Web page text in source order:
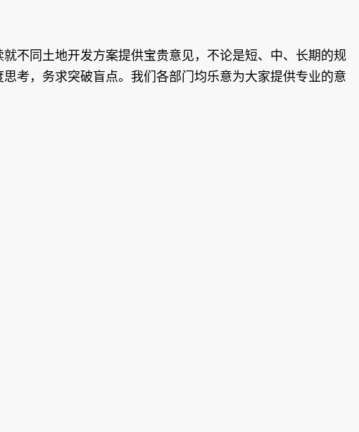
不同土地开发方案提供宝贵意见，不论是短、中、长期的规
考，务求突破盲点。我们各部门均乐意为大家提供专业的意